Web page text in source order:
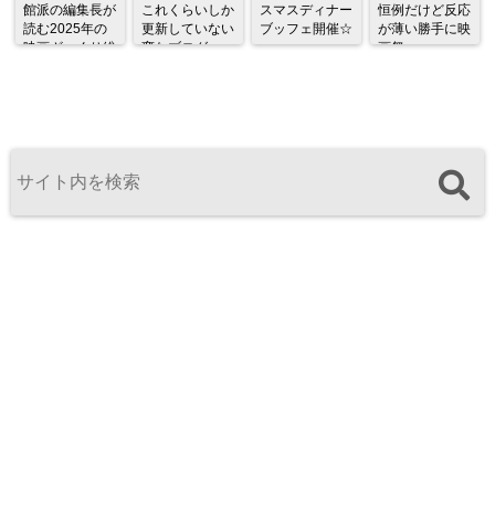
館派の編集長が
読む2025年の
映画ざっくり総
これくらいしか
更新していない
変なブログ
スマスディナー
ブッフェ開催☆
恒例だけど反応
が薄い勝手に映
画祭